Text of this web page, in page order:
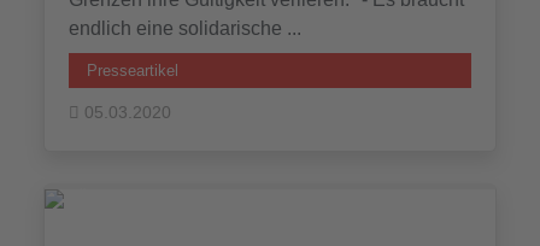
endlich eine solidarische ...
Presseartikel
05.03.2020